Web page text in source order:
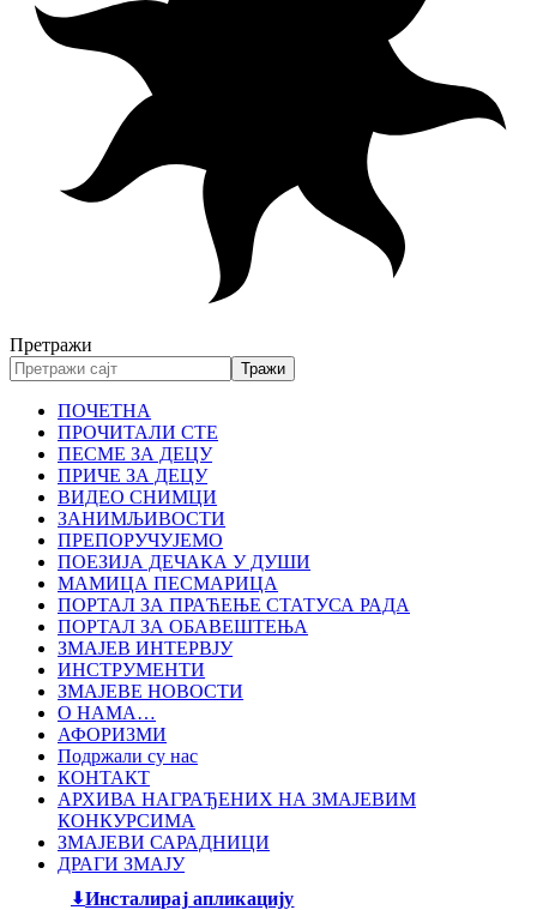
Претражи
ПОЧЕТНА
ПРОЧИТАЛИ СТЕ
ПЕСМЕ ЗА ДЕЦУ
ПРИЧЕ ЗА ДЕЦУ
ВИДЕО СНИМЦИ
ЗАНИМЉИВОСТИ
ПРЕПОРУЧУЈЕМО
ПОЕЗИЈА ДЕЧАКА У ДУШИ
МАМИЦА ПЕСМАРИЦА
ПОРТАЛ ЗА ПРАЋЕЊЕ СТАТУСА РАДА
ПОРТАЛ ЗА ОБАВЕШТЕЊА
ЗМАЈЕВ ИНТЕРВЈУ
ИНСТРУМЕНТИ
ЗМАЈЕВЕ НОВОСТИ
О НАМА…
АФОРИЗМИ
Подржали су нас
КОНТАКТ
АРХИВА НАГРАЂЕНИХ НА ЗМАЈЕВИМ
КОНКУРСИМА
ЗМАЈЕВИ САРАДНИЦИ
ДРАГИ ЗМАЈУ
Инсталирај апликацију